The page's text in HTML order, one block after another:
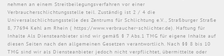
nehmen an einem Streitbeilegungsverfahren vor einer
Verbraucherschlichtungsstelle teil. Zuständig ist 2 / 4 die
Universalschlichtungsstelle des Zentrums für Schlichtung e.V., Straßburger Straße
8, 77694 Kehl am Rhein ( https://www.verbraucher-schlichter.de). Haftung für
Inhalte Als Diensteanbieter sind wir gemäß § 7 Abs.1 TMG für eigene Inhalte auf
diesen Seiten nach den allgemeinen Gesetzen verantwortlich. Nach §§ 8 bis 10
TMG sind wir als Diensteanbieter jedoch nicht verpflichtet, übermittelte oder